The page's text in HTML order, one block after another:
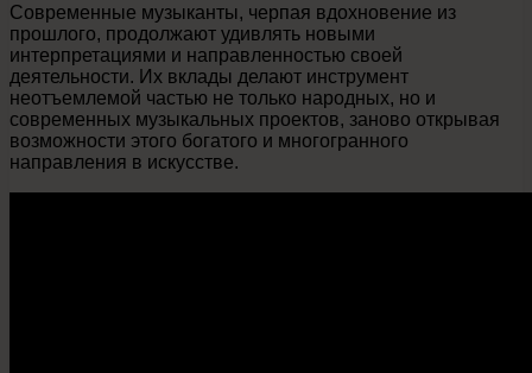
Современные музыканты, черпая вдохновение из
прошлого, продолжают удивлять новыми
интерпретациями и направленностью своей
деятельности. Их вклады делают инструмент
неотъемлемой частью не только народных, но и
современных музыкальных проектов, заново открывая
возможности этого богатого и многогранного
направления в искусстве.